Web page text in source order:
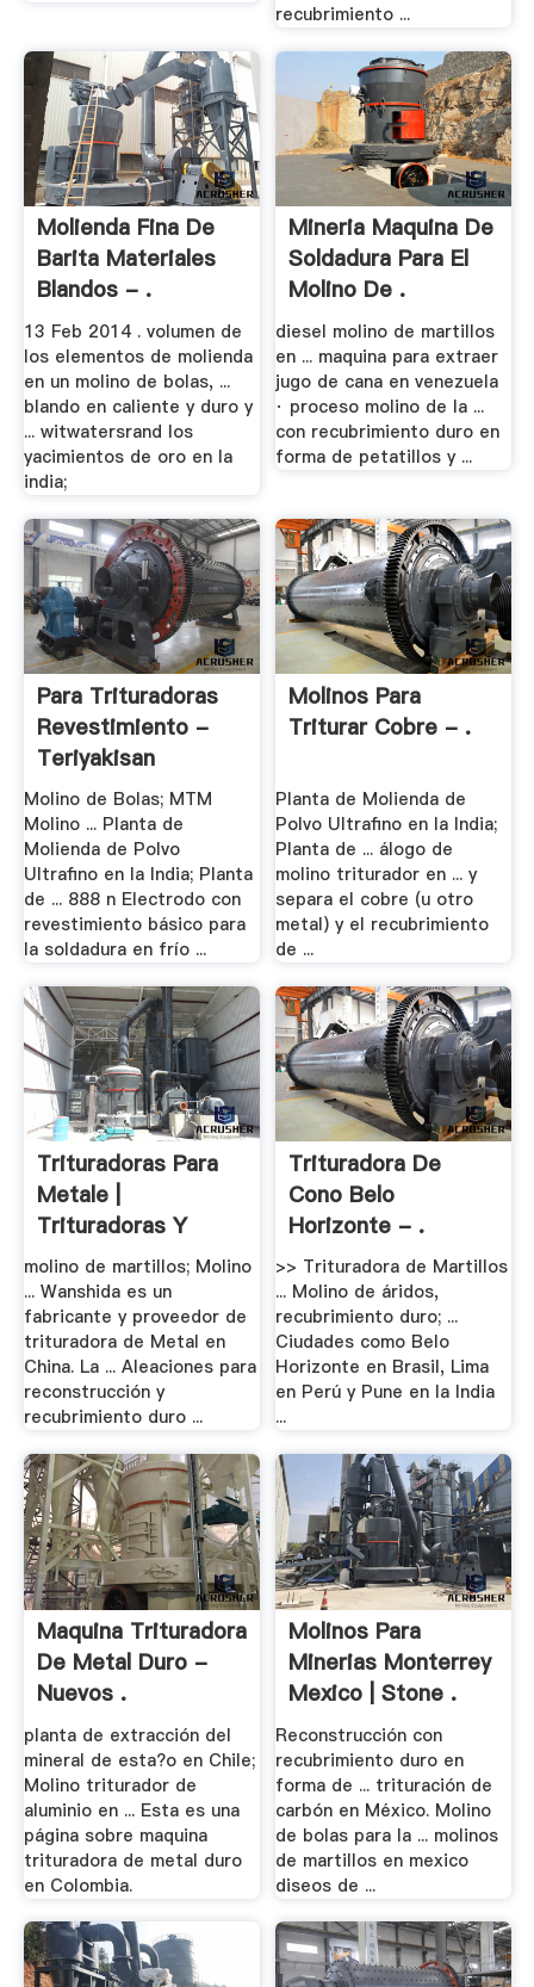
recubrimiento ...
Molienda Fina De
Barita Materiales
Blandos - .
13 Feb 2014 . volumen de
los elementos de molienda
en un molino de bolas, ...
blando en caliente y duro y
... witwatersrand los
yacimientos de oro en la
india;
Mineria Maquina De
Soldadura Para El
Molino De .
diesel molino de martillos
en ... maquina para extraer
jugo de cana en venezuela
· proceso molino de la ...
con recubrimiento duro en
forma de petatillos y ...
Para Trituradoras
Revestimiento -
Teriyakisan
Molino de Bolas; MTM
Molino ... Planta de
Molienda de Polvo
Ultrafino en la India; Planta
de ... 888 n Electrodo con
revestimiento básico para
la soldadura en frío ...
Molinos Para
Triturar Cobre - .
Planta de Molienda de
Polvo Ultrafino en la India;
Planta de ... álogo de
molino triturador en ... y
separa el cobre (u otro
metal) y el recubrimiento
de ...
Trituradoras Para
Metale |
Trituradoras Y
Molinos
molino de martillos; Molino
... Wanshida es un
fabricante y proveedor de
trituradora de Metal en
China. La ... Aleaciones para
reconstrucción y
recubrimiento duro ...
Trituradora De
Cono Belo
Horizonte - .
>> Trituradora de Martillos
... Molino de áridos,
recubrimiento duro; ...
Ciudades como Belo
Horizonte en Brasil, Lima
en Perú y Pune en la India
...
Maquina Trituradora
De Metal Duro -
Nuevos .
planta de extracción del
mineral de esta?o en Chile;
Molino triturador de
aluminio en ... Esta es una
página sobre maquina
trituradora de metal duro
en Colombia.
Molinos Para
Minerias Monterrey
Mexico | Stone .
Reconstrucción con
recubrimiento duro en
forma de ... trituración de
carbón en México. Molino
de bolas para la ... molinos
de martillos en mexico
diseos de ...